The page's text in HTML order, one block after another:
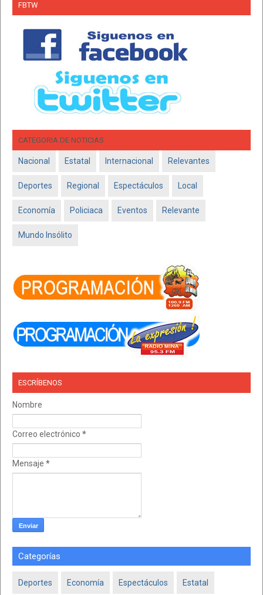
FBTW
CATEGORIA DE NOTICIAS
Nacional Estatal Internacional Relevantes
Deportes Regional Espectáculos Local
Economía Policiaca Eventos Relevante
Mundo Insólito
ESCRÍBENOS
Nombre
Correo electrónico *
Mensaje *
Categorías
Deportes Economía Espectáculos Estatal